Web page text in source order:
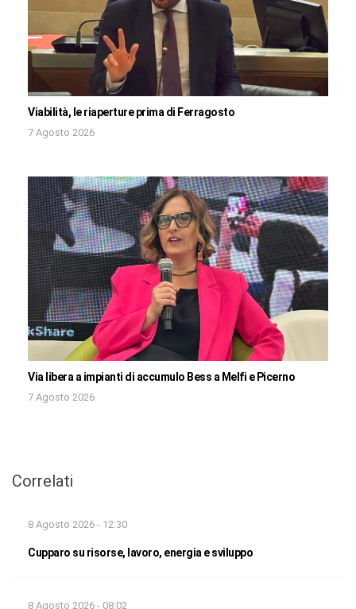
Viabilità, le riaperture prima di Ferragosto
7 Agosto 2026
Via libera a impianti di accumulo Bess a Melfi e Picerno
7 Agosto 2026
Correlati
8 Agosto 2026 - 12:30
Cupparo su risorse, lavoro, energia e sviluppo
8 Agosto 2026 - 08:02